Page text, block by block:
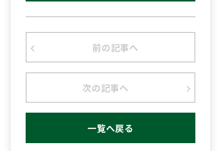
前の記事へ
一覧へ戻る
次の記事へ